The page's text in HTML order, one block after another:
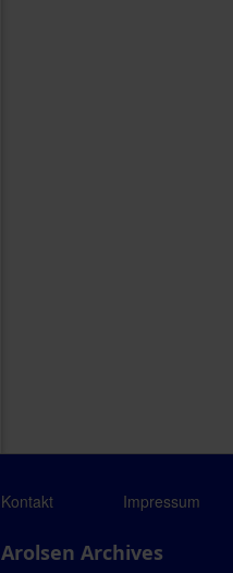
Kontakt Impressum
Arolsen Archives